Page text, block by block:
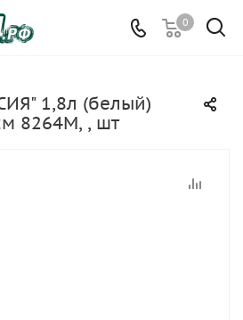
0
1,8л (белый)
8264М, , шт